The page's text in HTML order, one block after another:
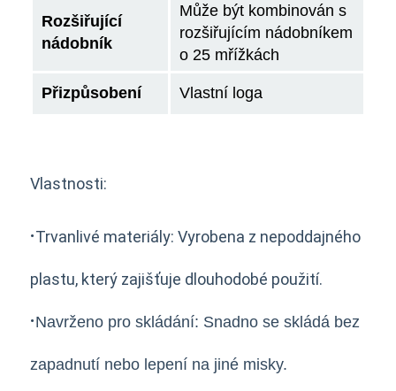
Rozšiřující
nádobník
Může být kombinován s
rozšiřujícím nádobníkem
o 25 mřížkách
Přizpůsobení Vlastní loga
Vlastnosti:
·Trvanlivé materiály: Vyrobena z nepoddajného
plastu, který zajišťuje dlouhodobé použití.
·Navrženo pro skládání: Snadno se skládá bez
zapadnutí nebo lepení na jiné misky.